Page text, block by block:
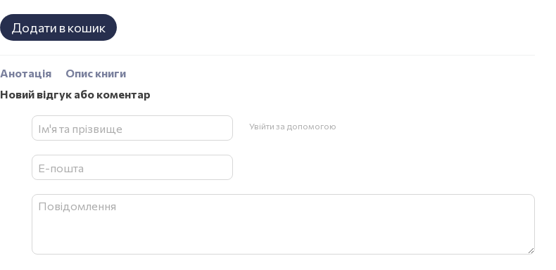
Додати в кошик
Анотація
Опис книги
Новий відгук або коментар
Увійти за допомогою